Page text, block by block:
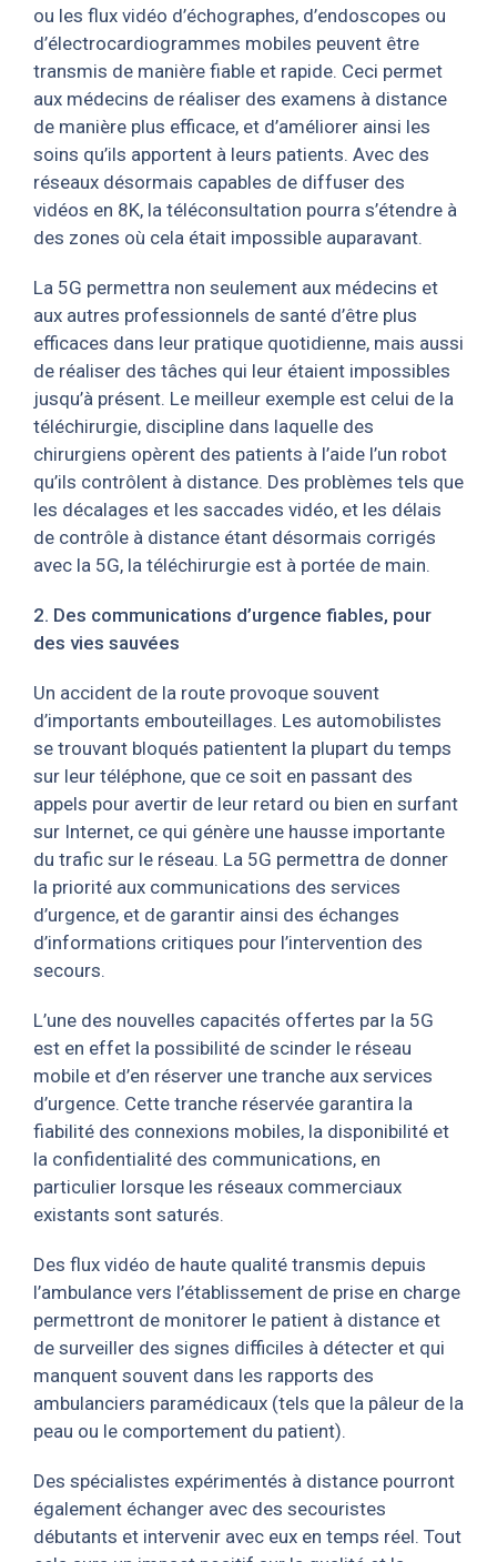
ou les flux vidéo d’échographes, d’endoscopes ou
d’électrocardiogrammes mobiles peuvent être
transmis de manière fiable et rapide. Ceci permet
aux médecins de réaliser des examens à distance
de manière plus efficace, et d’améliorer ainsi les
soins qu’ils apportent à leurs patients. Avec des
réseaux désormais capables de diffuser des
vidéos en 8K, la téléconsultation pourra s’étendre à
des zones où cela était impossible auparavant.
La 5G permettra non seulement aux médecins et
aux autres professionnels de santé d’être plus
efficaces dans leur pratique quotidienne, mais aussi
de réaliser des tâches qui leur étaient impossibles
jusqu’à présent. Le meilleur exemple est celui de la
téléchirurgie, discipline dans laquelle des
chirurgiens opèrent des patients à l’aide l’un robot
qu’ils contrôlent à distance. Des problèmes tels que
les décalages et les saccades vidéo, et les délais
de contrôle à distance étant désormais corrigés
avec la 5G, la téléchirurgie est à portée de main.
2. Des communications d’urgence fiables, pour
des vies sauvées
Un accident de la route provoque souvent
d’importants embouteillages. Les automobilistes
se trouvant bloqués patientent la plupart du temps
sur leur téléphone, que ce soit en passant des
appels pour avertir de leur retard ou bien en surfant
sur Internet, ce qui génère une hausse importante
du trafic sur le réseau. La 5G permettra de donner
la priorité aux communications des services
d’urgence, et de garantir ainsi des échanges
d’informations critiques pour l’intervention des
secours.
L’une des nouvelles capacités offertes par la 5G
est en effet la possibilité de scinder le réseau
mobile et d’en réserver une tranche aux services
d’urgence. Cette tranche réservée garantira la
fiabilité des connexions mobiles, la disponibilité et
la confidentialité des communications, en
particulier lorsque les réseaux commerciaux
existants sont saturés.
Des flux vidéo de haute qualité transmis depuis
l’ambulance vers l’établissement de prise en charge
permettront de monitorer le patient à distance et
de surveiller des signes difficiles à détecter et qui
manquent souvent dans les rapports des
ambulanciers paramédicaux (tels que la pâleur de la
peau ou le comportement du patient).
Des spécialistes expérimentés à distance pourront
également échanger avec des secouristes
débutants et intervenir avec eux en temps réel. Tout